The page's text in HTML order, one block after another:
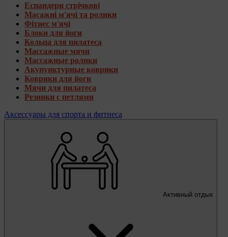
Еспандери стрічкові
Масажні м'ячі та ролики
Фітнес м'ячі
Блоки для йоги
Кольца для пилатеса
Массажные мячи
Массажные ролики
Акупунктурные коврики
Коврики для йоги
Мячи для пилатеса
Резинки с петлями
Аксессуары для спорта и фитнеса
Активный отдых